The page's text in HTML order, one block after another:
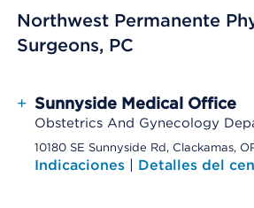
Northwest Permanente
Surgeons, PC
+ Sunnyside Medical Office
Obstetrics And Gynecology
10180 SE Sunnyside Rd, Clackamas,
Indicaciones | Detalles del